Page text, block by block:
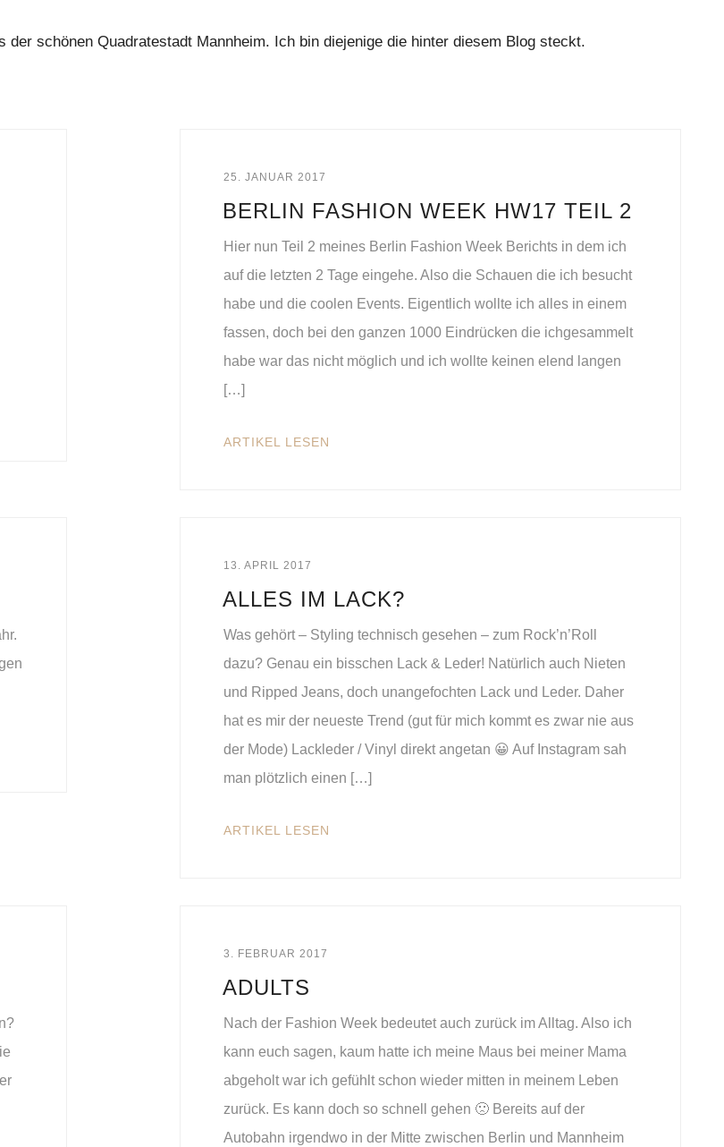
der schönen Quadratestadt Mannheim. Ich bin diejenige die hinter diesem Blog steckt.
25. JANUAR 2017
BERLIN FASHION WEEK HW17 TEIL 2
Hier nun Teil 2 meines Berlin Fashion Week Berichts in dem ich
auf die letzten 2 Tage eingehe. Also die Schauen die ich besucht
habe und die coolen Events. Eigentlich wollte ich alles in einem
fassen, doch bei den ganzen 1000 Eindrücken die ichgesammelt
habe war das nicht möglich und ich wollte keinen elend langen
[…]
ARTIKEL LESEN
13. APRIL 2017
ALLES IM LACK?
Was gehört – Styling technisch gesehen – zum Rock’n’Roll
dazu? Genau ein bisschen Lack & Leder! Natürlich auch Nieten
und Ripped Jeans, doch unangefochten Lack und Leder. Daher
hat es mir der neueste Trend (gut für mich kommt es zwar nie aus
der Mode) Lackleder / Vinyl direkt angetan 😀 Auf Instagram sah
man plötzlich einen […]
ARTIKEL LESEN
3. FEBRUAR 2017
ADULTS
Nach der Fashion Week bedeutet auch zurück im Alltag. Also ich
kann euch sagen, kaum hatte ich meine Maus bei meiner Mama
abgeholt war ich gefühlt schon wieder mitten in meinem Leben
zurück. Es kann doch so schnell gehen 🙁 Bereits auf der
Autobahn irgendwo in der Mitte zwischen Berlin und Mannheim